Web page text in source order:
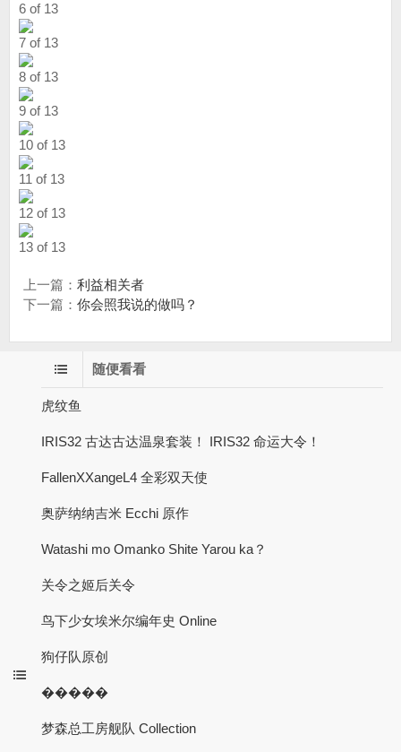
6 of 13
7 of 13
8 of 13
9 of 13
10 of 13
11 of 13
12 of 13
13 of 13
上一篇： 利益相关者
下一篇： 你会照我说的做吗？
随便看看
虎纹鱼
IRIS32 古达古达温泉套装！ IRIS32 命运大令！
FallenXXangeL4 全彩双天使
奥萨纳纳吉米 Ecchi 原作
Watashi mo Omanko Shite Yarou ka？
关令之姬后关令
鸟下少女埃米尔编年史 Online
狗仔队原创
�����
梦森总工房舰队 Collection